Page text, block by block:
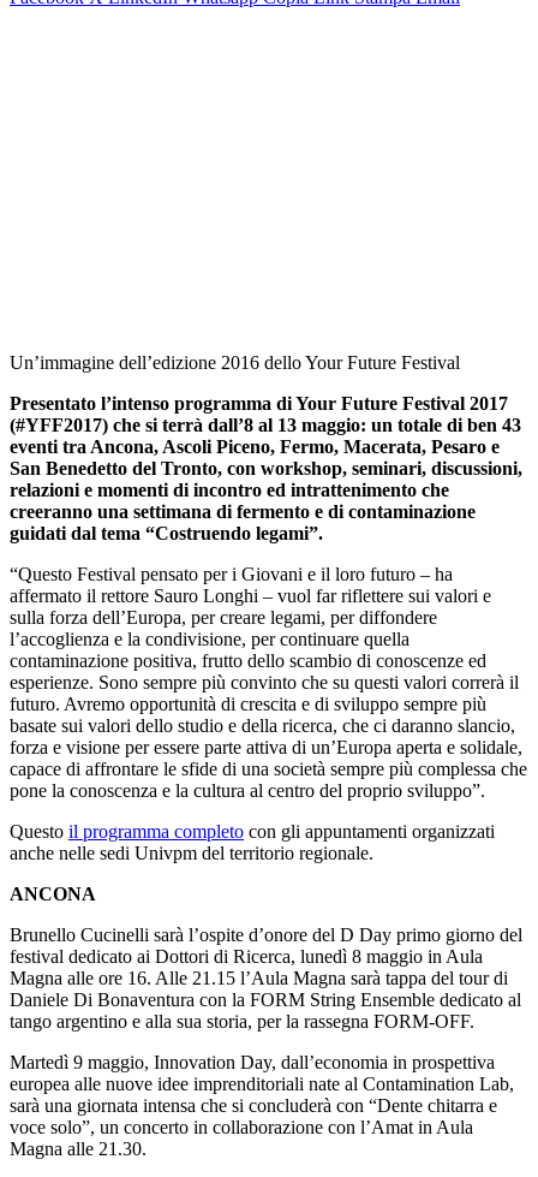
Un’immagine dell’edizione 2016 dello Your Future Festival
Presentato l’intenso programma di Your Future Festival 2017
(#YFF2017) che si terrà dall’8 al 13 maggio: un totale di ben 43
eventi tra Ancona, Ascoli Piceno, Fermo, Macerata, Pesaro e
San Benedetto del Tronto, con workshop, seminari, discussioni,
relazioni e momenti di incontro ed intrattenimento che
creeranno una settimana di fermento e di contaminazione
guidati dal tema “Costruendo legami”.
“Questo Festival pensato per i Giovani e il loro futuro – ha
affermato il rettore Sauro Longhi – vuol far riflettere sui valori e
sulla forza dell’Europa, per creare legami, per diffondere
l’accoglienza e la condivisione, per continuare quella
contaminazione positiva, frutto dello scambio di conoscenze ed
esperienze. Sono sempre più convinto che su questi valori correrà il
futuro. Avremo opportunità di crescita e di sviluppo sempre più
basate sui valori dello studio e della ricerca, che ci daranno slancio,
forza e visione per essere parte attiva di un’Europa aperta e solidale,
capace di affrontare le sfide di una società sempre più complessa che
pone la conoscenza e la cultura al centro del proprio sviluppo”.
Questo il programma completo con gli appuntamenti organizzati
anche nelle sedi Univpm del territorio regionale.
ANCONA
Brunello Cucinelli sarà l’ospite d’onore del D Day primo giorno del
festival dedicato ai Dottori di Ricerca, lunedì 8 maggio in Aula
Magna alle ore 16. Alle 21.15 l’Aula Magna sarà tappa del tour di
Daniele Di Bonaventura con la FORM String Ensemble dedicato al
tango argentino e alla sua storia, per la rassegna FORM-OFF.
Martedì 9 maggio, Innovation Day, dall’economia in prospettiva
europea alle nuove idee imprenditoriali nate al Contamination Lab,
sarà una giornata intensa che si concluderà con “Dente chitarra e
voce solo”, un concerto in collaborazione con l’Amat in Aula
Magna alle 21.30.